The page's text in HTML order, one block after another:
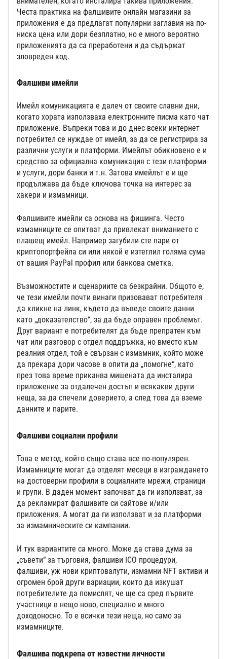
Честа практика на фалшивите онлайн магазини за
приложения е да предлагат популярни заглавия на по-
ниска цена или дори безплатно, но е много вероятно
приложенията да са преработени и да съдържат
зловреден код.
Фалшиви имейли
Имейл комуникацията е далеч от своите славни дни,
когато хората използваха електронните писма като чат
приложение. Въпреки това и до днес всеки интернет
потребител се нуждае от имейл, за да се регистрира за
различни услуги и платформи. Имейлът обикновено е и
средство за официална комуникация с тези платформи
и услуги, дори банки и т.н. Затова имейлът е и ще
продължава да бъде ключова точка на интерес за
хакери и измамници.
Фалшивите имейли са основа на фишинга. Често
измамниците се опитват да привлекат вниманието с
плашещ имейл. Например загубили сте пари от
криптопортфейла си или някой е изтеглил голяма сума
от вашия PayPal профил или банкова сметка.
Възможностите и сценариите са безкрайни. Общото е,
че тези имейли почти винаги призовават потребителя
да кликне на линк, където да въведе своите данни
като „доказателство“, за да бъде оправен проблемът.
Друг вариант е потребителят да бъде препратен към
чат или разговор с отдел поддръжка, но вместо към
реалния отдел, той е свързан с измамник, който може
да прекара дори часове в опити да „помогне“, като
през това време приканва мишената да инсталира
приложение за отдалечен достъп и всякакви други
неща, за да спечели доверието, а след това да вземе
данните и парите.
Фалшиви социални профили
Това е метод, който също става все по-популярен.
Измамниците могат да отделят месеци в изграждането
на достоверни профили в социалните мрежи, страници
и групи. В даден момент започват да ги използват, за
да рекламират фалшивите си сайтове и/или
приложения. А могат да ги използват и за платформи
за измамническите си кампании.
И тук вариантите са много. Може да става дума за
„съвети“ за търговия, фалшиви ICO процедури,
фалшиви, уж нови криптовалути, измамни NFT активи и
огромен брой други вариации, които да изкушат
потребителите да помислят, че ще са сред първите
участници в нещо ново, специално и много
доходоносно. То е всички тези неща, но само за
измамниците.
Фалшива подкрепа от известни личности